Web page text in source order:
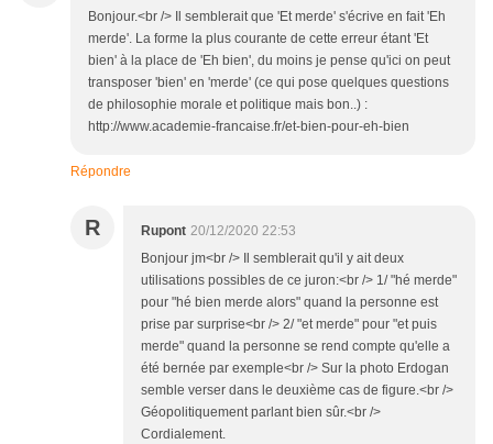
Bonjour.<br /> Il semblerait que 'Et merde' s'écrive en fait 'Eh
merde'. La forme la plus courante de cette erreur étant 'Et
bien' à la place de 'Eh bien', du moins je pense qu'ici on peut
transposer 'bien' en 'merde' (ce qui pose quelques questions
de philosophie morale et politique mais bon..) :
http://www.academie-francaise.fr/et-bien-pour-eh-bien
Répondre
R Rupont 20/12/2020 22:53
Bonjour jm<br /> Il semblerait qu'il y ait deux
utilisations possibles de ce juron:<br /> 1/ "hé merde"
pour "hé bien merde alors" quand la personne est
prise par surprise<br /> 2/ "et merde" pour "et puis
merde" quand la personne se rend compte qu'elle a
été bernée par exemple<br /> Sur la photo Erdogan
semble verser dans le deuxième cas de figure.<br />
Géopolitiquement parlant bien sûr.<br />
Cordialement.